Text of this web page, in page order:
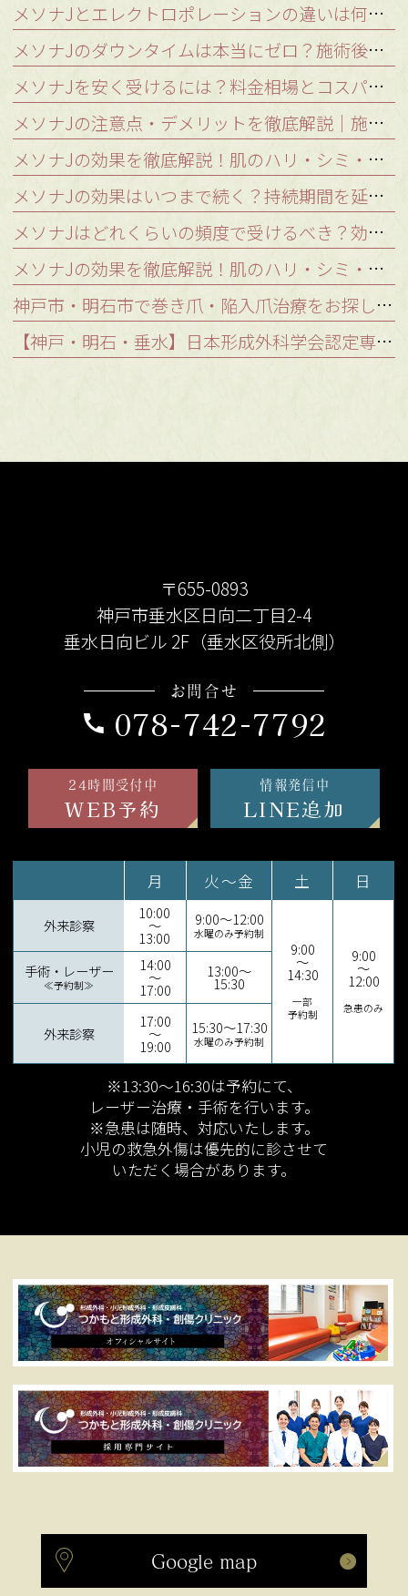
メソナJとエレクトロポレーションの違いは何？浸透力が格段に高い「メソポレーション法」を解説
メソナJのダウンタイムは本当にゼロ？施術後の肌状態と注意点を徹底解説
メソナJを安く受けるには？料金相場とコスパの良いクリニックの選び方
メソナJの注意点・デメリットを徹底解説｜施術を受けられないケースと稀なリスク
メソナJの効果を徹底解説！肌のハリ・シミ・肝斑を改善する秘密の仕組み
メソナJの効果はいつまで続く？持続期間を延ばし美肌をキープする秘訣
メソナJはどれくらいの頻度で受けるべき？効果を持続させる理想の継続期間
メソナJの効果を徹底解説！肌のハリ・シミ・肝斑を改善する秘密の仕組み｜神戸・明石のつかもと形成外科
神戸市・明石市で巻き爪・陥入爪治療をお探しの方へ｜口コミが気になるあなたへ
【神戸・明石・垂水】日本形成外科学会認定専門医が解説！シミ取りレーザー治療の種類とあなたに最適な治療法とは
〒655-0893
神戸市垂水区日向二丁目2-4
垂水日向ビル 2F（垂水区役所北側）
お問合せ
078-742-7792
24時間受付中
WEB予約
情報発信中
LINE追加
月 火～金 土 日
外来診察
10:00
～
13:00
9:00～12:00
水曜のみ予約制
9:00
～
14:30
一部
予約制
9:00
～
12:00
急患のみ
手術・レーザー
≪予約制≫
14:00
～
17:00
13:00～
15:30
外来診察
17:00
～
19:00
15:30～17:30
水曜のみ予約制
※13:30～16:30は予約にて、
レーザー治療・手術を行います。
※急患は随時、対応いたします。
小児の救急外傷は優先的に診させて
いただく場合があります。
Google map